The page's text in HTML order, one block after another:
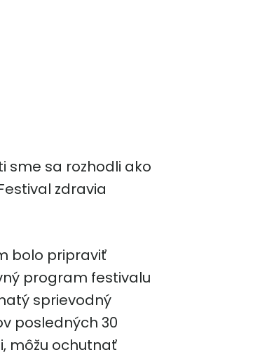
sme sa rozhodli ako
zdravia
bolo pripraviť
program festivalu
sprievodný
posledných 30
môžu ochutnať